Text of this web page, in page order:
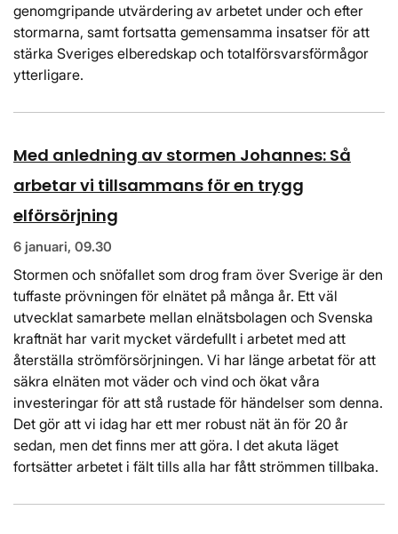
genomgripande utvärdering av arbetet under och efter
stormarna, samt fortsatta gemensamma insatser för att
stärka Sveriges elberedskap och totalförsvarsförmågor
ytterligare.
Med anledning av stormen Johannes: Så
arbetar vi tillsammans för en trygg
elförsörjning
6 januari, 09.30
Stormen och snöfallet som drog fram över Sverige är den
tuffaste prövningen för elnätet på många år. Ett väl
utvecklat samarbete mellan elnätsbolagen och Svenska
kraftnät har varit mycket värdefullt i arbetet med att
återställa strömförsörjningen. Vi har länge arbetat för att
säkra elnäten mot väder och vind och ökat våra
investeringar för att stå rustade för händelser som denna.
Det gör att vi idag har ett mer robust nät än för 20 år
sedan, men det finns mer att göra. I det akuta läget
fortsätter arbetet i fält tills alla har fått strömmen tillbaka.